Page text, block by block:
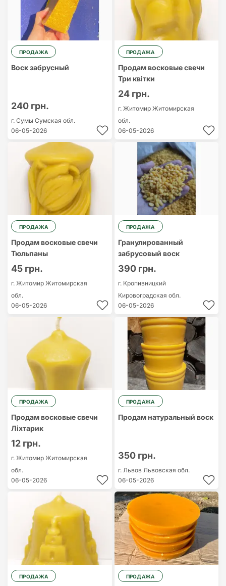
ПРОДАЖА
Воск забрусный
240 грн.
г. Сумы Сумская обл.
06-05-2026
ПРОДАЖА
Продам восковые свечи
Три квітки
24 грн.
г. Житомир Житомирская
обл.
06-05-2026
ПРОДАЖА
Продам восковые свечи
Тюльпаны
45 грн.
г. Житомир Житомирская
обл.
06-05-2026
ПРОДАЖА
Гранулированный
забрусовый воск
390 грн.
г. Кропивницкий
Кировоградская обл.
06-05-2026
ПРОДАЖА
Продам восковые свечи
Ліхтарик
12 грн.
г. Житомир Житомирская
обл.
06-05-2026
ПРОДАЖА
Продам натуральный воск
350 грн.
г. Львов Львовская обл.
06-05-2026
ПРОДАЖА ПРОДАЖА